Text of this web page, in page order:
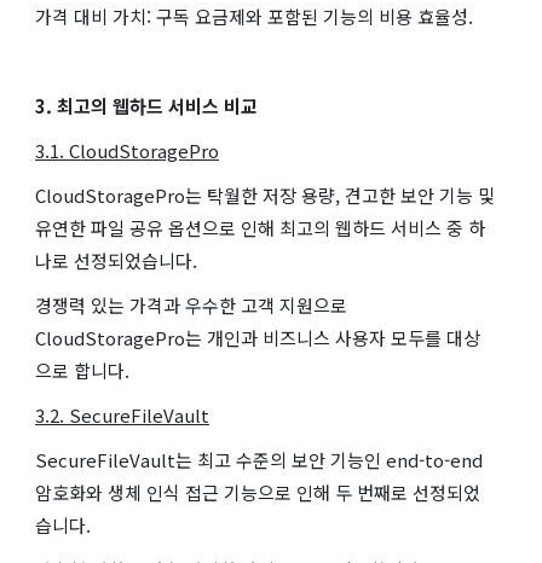
가격 대비 가치: 구독 요금제와 포함된 기능의 비용 효율성.
3. 최고의 웹하드 서비스 비교
3.1. CloudStoragePro
CloudStoragePro는 탁월한 저장 용량, 견고한 보안 기능 및
유연한 파일 공유 옵션으로 인해 최고의 웹하드 서비스 중 하
나로 선정되었습니다.
경쟁력 있는 가격과 우수한 고객 지원으로
CloudStoragePro는 개인과 비즈니스 사용자 모두를 대상
으로 합니다.
3.2. SecureFileVault
SecureFileVault는 최고 수준의 보안 기능인 end-to-end
암호화와 생체 인식 접근 기능으로 인해 두 번째로 선정되었
습니다.